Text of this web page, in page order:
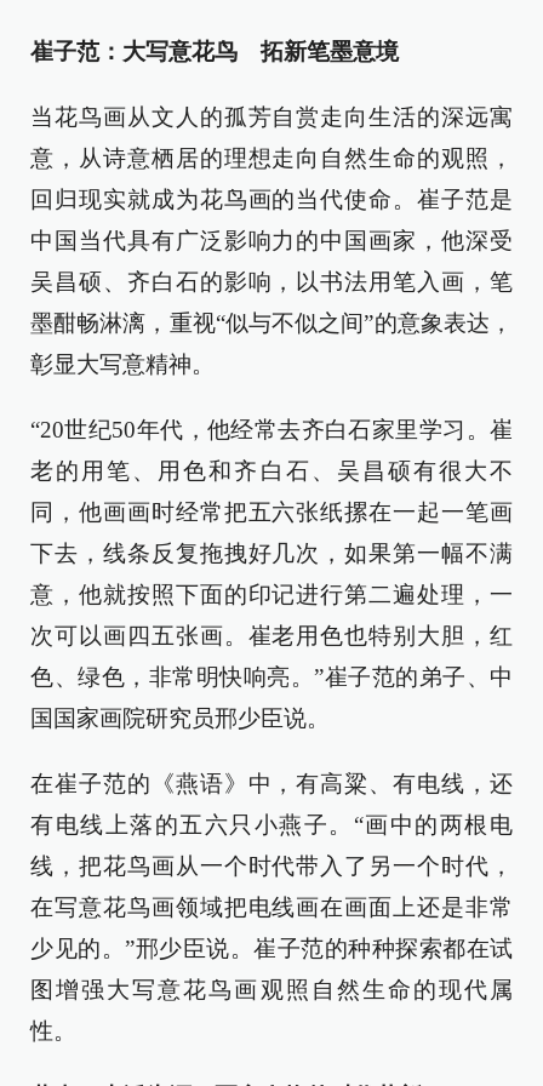
崔子范：大写意花鸟 拓新笔墨意境
当花鸟画从文人的孤芳自赏走向生活的深远寓
意，从诗意栖居的理想走向自然生命的观照，
回归现实就成为花鸟画的当代使命。崔子范是
中国当代具有广泛影响力的中国画家，他深受
吴昌硕、齐白石的影响，以书法用笔入画，笔
墨酣畅淋漓，重视“似与不似之间”的意象表达，
彰显大写意精神。
“20世纪50年代，他经常去齐白石家里学习。崔
老的用笔、用色和齐白石、吴昌硕有很大不
同，他画画时经常把五六张纸摞在一起一笔画
下去，线条反复拖拽好几次，如果第一幅不满
意，他就按照下面的印记进行第二遍处理，一
次可以画四五张画。崔老用色也特别大胆，红
色、绿色，非常明快响亮。”崔子范的弟子、中
国国家画院研究员邢少臣说。
在崔子范的《燕语》中，有高粱、有电线，还
有电线上落的五六只小燕子。“画中的两根电
线，把花鸟画从一个时代带入了另一个时代，
在写意花鸟画领域把电线画在画面上还是非常
少见的。”邢少臣说。崔子范的种种探索都在试
图增强大写意花鸟画观照自然生命的现代属
性。